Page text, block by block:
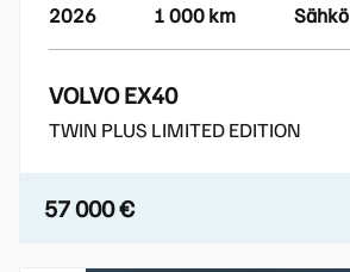
2026 1 000 km Sähkö
VOLVO EX40
TWIN PLUS LIMITED EDITION
57 000 €